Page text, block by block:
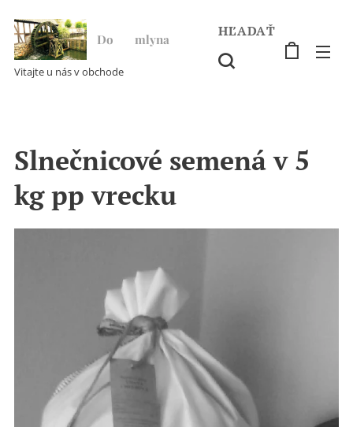
Do ♥ mlyna
Vitajte u nás v obchode
HĽADAŤ
Slnečnicové semená v 5
kg pp vrecku